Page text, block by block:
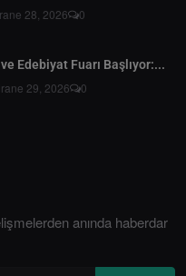
28, 2026 0
Edebiyat Fuarı Başlıyor:...
29, 2026 0
anında haberdar